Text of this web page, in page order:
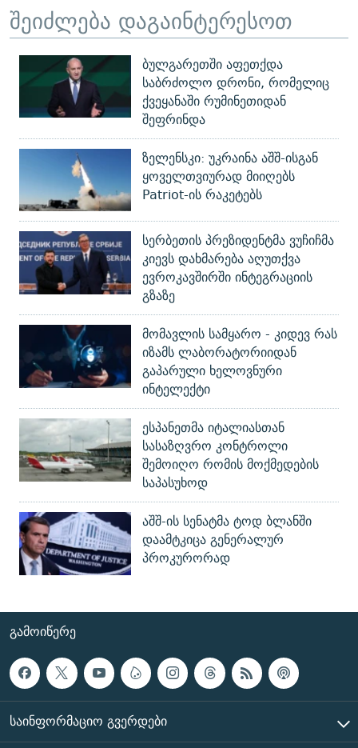
შეიძლება დაგაინტერესოთ
ბულგარეთში აფეთქდა
საბრძოლო დრონი, რომელიც
ქვეყანაში რუმინეთიდან
შეფრინდა
ზელენსკი: უკრაინა აშშ-ისგან
ყოველთვიურად მიიღებს
Patriot-ის რაკეტებს
სერბეთის პრეზიდენტმა ვუჩიჩმა
კიევს დახმარება აღუთქვა
ევროკავშირში ინტეგრაციის
გზაზე
მომავლის სამყარო - კიდევ რას
იზამს ლაბორატორიიდან
გაპარული ხელოვნური
ინტელექტი
ესპანეთმა იტალიასთან
სასაზღვრო კონტროლი
შემოიღო რომის მოქმედების
საპასუხოდ
აშშ-ის სენატმა ტოდ ბლანში
დაამტკიცა გენერალურ
პროკურორად
ᲒᲐᲛᲝᲘᲬᲔᲠᲔ
ᲡᲐᲘᲜᲤᲝᲠᲛᲐᲪᲘᲝ ᲒᲕᲔᲠᲓᲔᲑᲘ